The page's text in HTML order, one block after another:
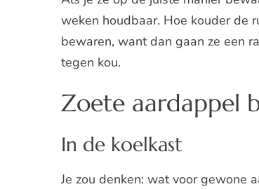
weken houdbaar. Hoe kouder de
bewaren, want dan gaan ze een
tegen kou.
Zoete aardappel
In de koelkast
Je zou denken: wat voor gewone